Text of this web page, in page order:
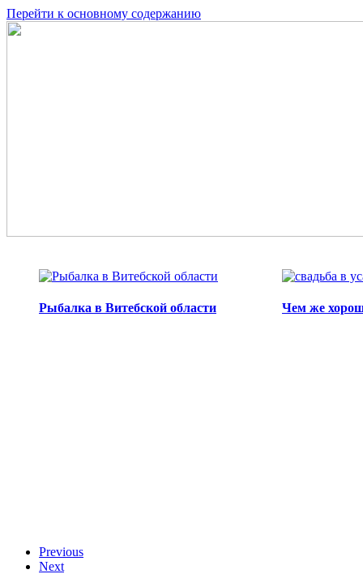
Перейти к основному содержанию
Рыбалка в Витебской области Чем же
Previous
Next